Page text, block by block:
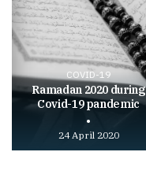
COVID-19
Ramadan 2020 during
Covid-19 pandemic
24 April 2020